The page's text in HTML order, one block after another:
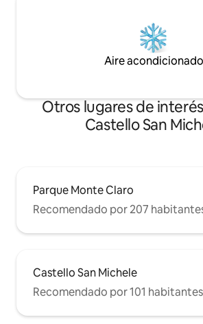
Aire acondicionado
Otros lugares de
Castello San
Parque Monte Claro
Recomendado por 207
Castello San Michele
Recomendado por 101